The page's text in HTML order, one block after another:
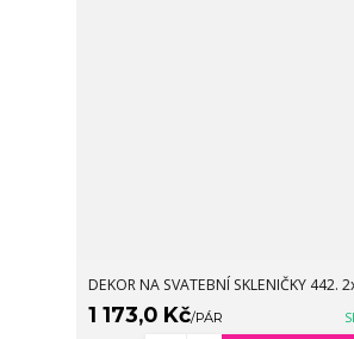
DEKOR NA SVATEBNÍ SKLENIČKY 442.
1 173,0 Kč/PÁR